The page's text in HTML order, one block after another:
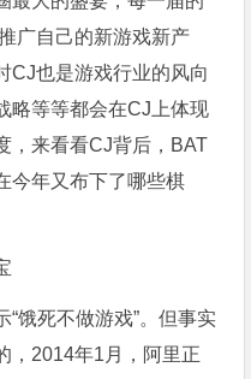
广自己的新游戏新产
CJ也是游戏行业的风向
略等等都会在CJ上体现
，来看看CJ背后，BAT
今年又布下了哪些棋
饿死不做游戏”。但事实
，2014年1月，阿里正